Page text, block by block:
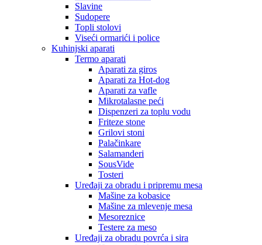
Slavine
Sudopere
Topli stolovi
Viseći ormarići i police
Kuhinjski aparati
Termo aparati
Aparati za giros
Aparati za Hot-dog
Aparati za vafle
Mikrotalasne peći
Dispenzeri za toplu vodu
Friteze stone
Grilovi stoni
Palačinkare
Salamanderi
SousVide
Tosteri
Uređaji za obradu i pripremu mesa
Mašine za kobasice
Mašine za mlevenje mesa
Mesoreznice
Testere za meso
Uređaji za obradu povrća i sira